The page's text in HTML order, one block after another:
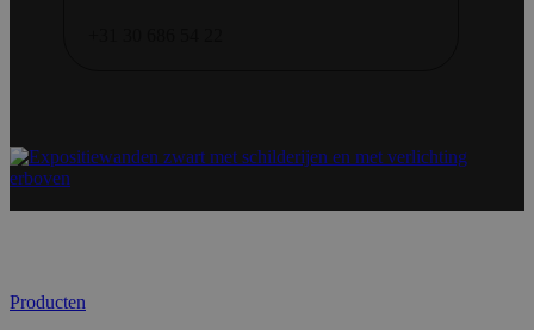
Producten